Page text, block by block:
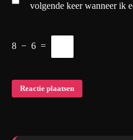
volgende keer wanneer ik
8 − 6 =